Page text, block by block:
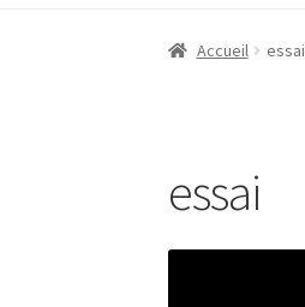
Accueil essai
essai